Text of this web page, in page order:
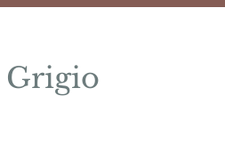
Grigio